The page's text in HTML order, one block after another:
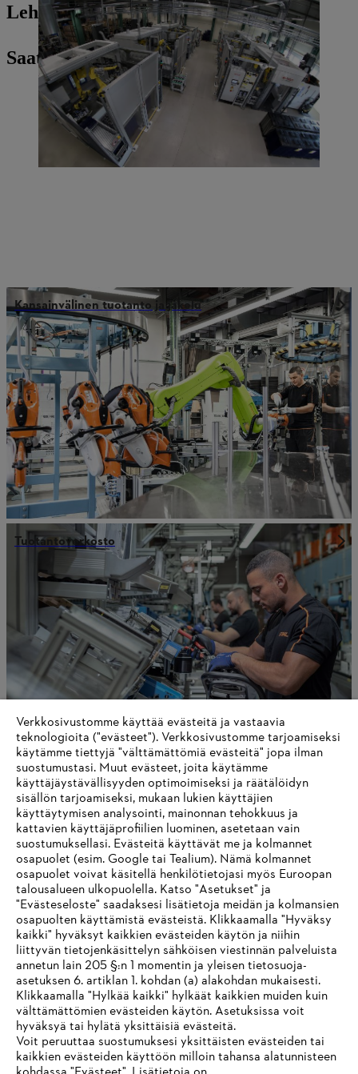
Lehdistöyhteyshenkilösi
Saatat olla kiinnostunut myös
Kansainvälinen tuotanto ja jakelu
Tuotantoverkosto
STIHL Saksassa
Tietoa toimittajille
Tuotteet
Yhteystiedot
Ura
Ilmiantajajärjestelmä
Verkkosivustomme käyttää evästeitä ja vastaavia
teknologioita ("evästeet"). Verkkosivustomme tarjoamiseksi
käytämme tiettyjä "välttämättömiä evästeitä" jopa ilman
suostumustasi. Muut evästeet, joita käytämme
käyttäjäystävällisyyden optimoimiseksi ja räätälöidyn
sisällön tarjoamiseksi, mukaan lukien käyttäjien
käyttäytymisen analysointi, mainonnan tehokkuus ja
kattavien käyttäjäprofiilien luominen, asetetaan vain
suostumuksellasi. Evästeitä käyttävät me ja kolmannet
osapuolet (esim. Google tai Tealium). Nämä kolmannet
osapuolet voivat käsitellä henkilötietojasi myös Euroopan
talousalueen ulkopuolella. Katso "Asetukset" ja
"Evästeseloste" saadaksesi lisätietoja meidän ja kolmansien
osapuolten käyttämistä evästeistä. Klikkaamalla "Hyväksy
kaikki" hyväksyt kaikkien evästeiden käytön ja niihin
liittyvän tietojenkäsittelyn sähköisen viestinnän palveluista
annetun lain 205 §:n 1 momentin ja yleisen tietosuoja-
asetuksen 6. artiklan 1. kohdan (a) alakohdan mukaisesti.
Klikkaamalla "Hylkää kaikki" hylkäät kaikkien muiden kuin
välttämättömien evästeiden käytön. Asetuksissa voit
hyväksyä tai hylätä yksittäisiä evästeitä.
Voit peruuttaa suostumuksesi yksittäisten evästeiden tai
kaikkien evästeiden käyttöön milloin tahansa alatunnisteen